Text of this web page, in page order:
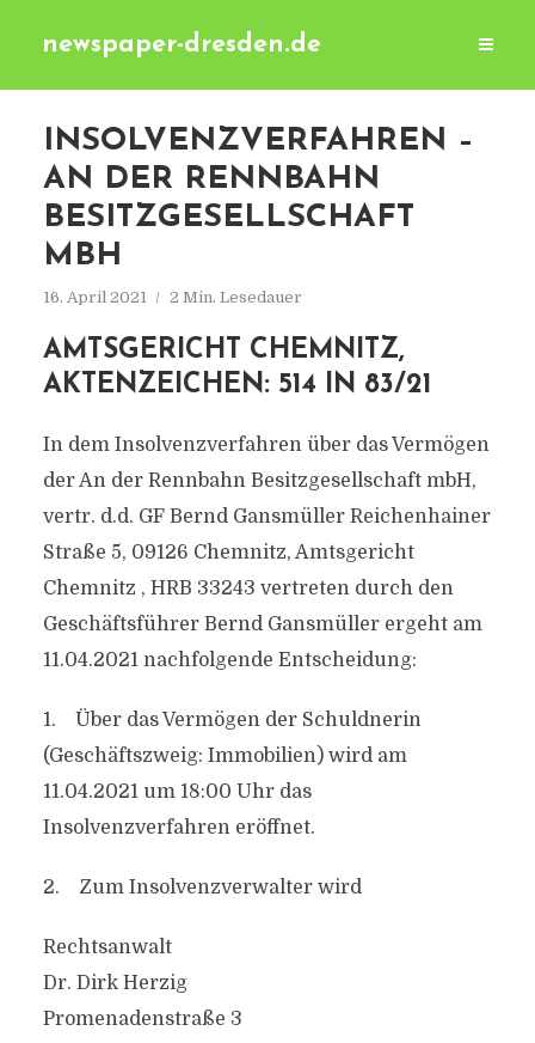
newspaper-dresden.de
INSOLVENZVERFAHREN –
AN DER RENNBAHN
BESITZGESELLSCHAFT
MBH
16. April 2021 2 Min. Lesedauer
AMTSGERICHT CHEMNITZ,
AKTENZEICHEN: 514 IN 83/21
In dem Insolvenzverfahren über das Vermögen
der An der Rennbahn Besitzgesellschaft mbH,
vertr. d.d. GF Bernd Gansmüller Reichenhainer
Straße 5, 09126 Chemnitz, Amtsgericht
Chemnitz , HRB 33243 vertreten durch den
Geschäftsführer Bernd Gansmüller ergeht am
11.04.2021 nachfolgende Entscheidung:
1. Über das Vermögen der Schuldnerin
(Geschäftszweig: Immobilien) wird am
11.04.2021 um 18:00 Uhr das
Insolvenzverfahren eröffnet.
2. Zum Insolvenzverwalter wird
Rechtsanwalt
Dr. Dirk Herzig
Promenadenstraße 3